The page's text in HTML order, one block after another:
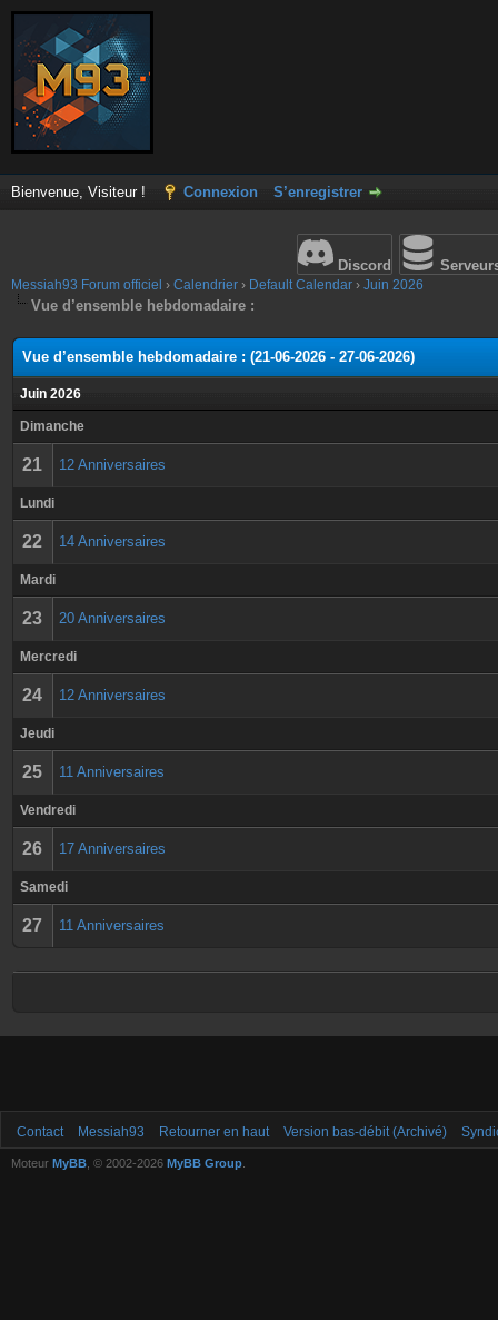
Bienvenue, Visiteur ! Connexion S’enregistrer
Discord
Messiah93 Forum officiel › Calendrier › Default Calendar › Juin 2026
Vue d’ensemble hebdomadaire :
Vue d’ensemble hebdomadaire : (21-06-2026 - 27-06-2026)
Juin 2026
Dimanche
21 12 Anniversaires
Lundi
22 14 Anniversaires
Mardi
23 20 Anniversaires
Mercredi
24 12 Anniversaires
Jeudi
25 11 Anniversaires
Vendredi
26 17 Anniversaires
Samedi
27 11 Anniversaires
Contact Messiah93 Retourner en haut Version bas-débit (Archivé)
Moteur MyBB , © 2002-2026 MyBB Group